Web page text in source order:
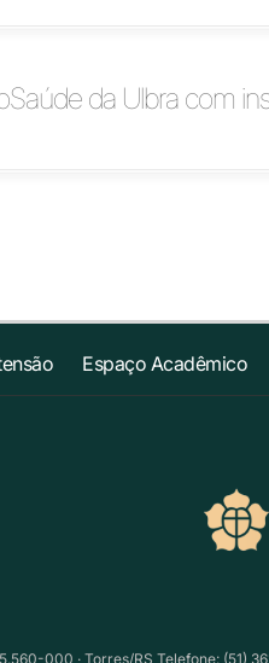
da Ulbra com
Espaço Acadêmico
000 · Torres/RS Telefone: (51)